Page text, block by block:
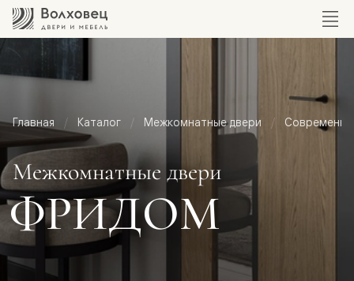
Главная Каталог Межкомнатные двери
Межкомнатные двери
ФРИДОМ